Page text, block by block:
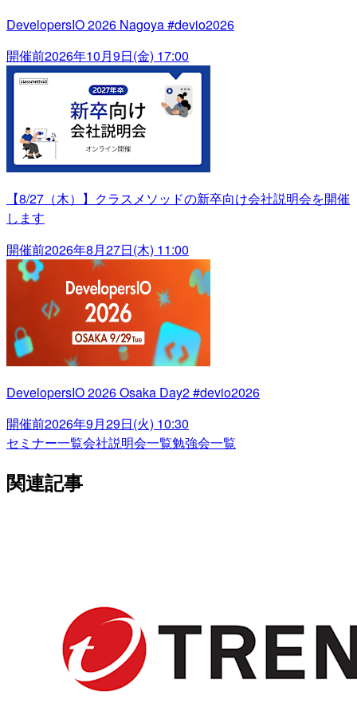
DevelopersIO 2026 Nagoya #devio2026
開催前2026年10月9日(金) 17:00
【8/27（木）】クラスメソッドの新卒向け会社説明会を開催
します
開催前2026年8月27日(木) 11:00
DevelopersIO 2026 Osaka Day2 #devio2026
開催前2026年9月29日(火) 10:30
セミナー一覧会社説明会一覧勉強会一覧
関連記事